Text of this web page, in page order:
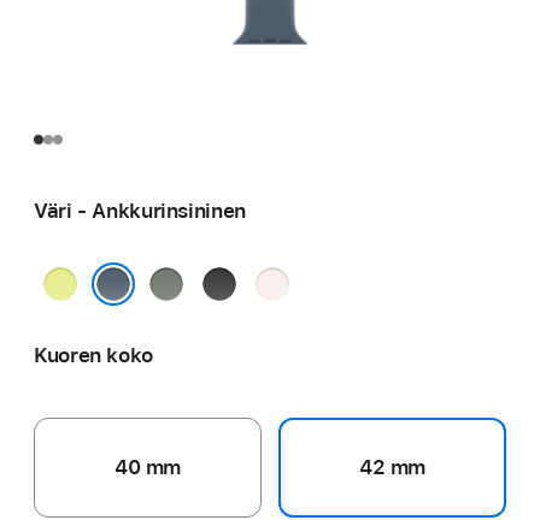
Väri - Ankkurinsininen
NeonkeltainenVihreänharmaa
MustaPunan­
Kuoren koko
40 mm 42 mm